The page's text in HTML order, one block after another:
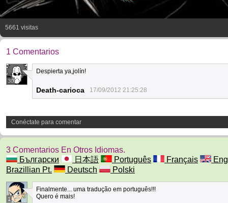
5661 visitas
1 Comentarios
30
Despierta ya,jolín!
Death-carioca 17/09/2012 21:25:28
Conéctate para comentar
3 Comentarios En Otros Idiomas.
Български
日本語 Português Français
Brazillian Pt.
Deutsch Polski
1
Finalmente... uma tradução em português!!!
Quero é mais!